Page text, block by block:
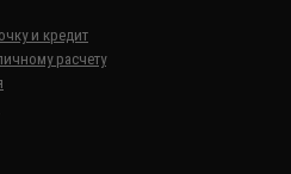
и кредит
расчету